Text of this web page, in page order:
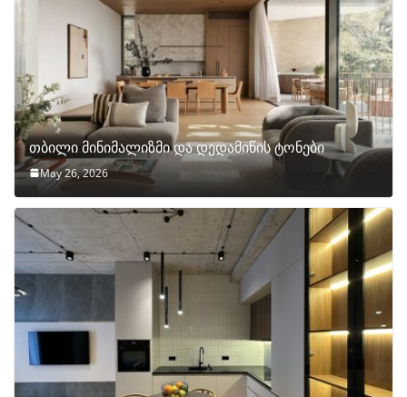
თბილი მინიმალიზმი და დედამიწის ტონები
May 26, 2026